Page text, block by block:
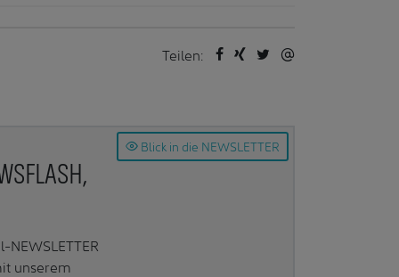
Teilen:
Blick in die NEWSLETTER
unserem